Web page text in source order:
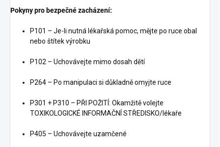
Pokyny pro bezpečné zacházení:
P101 – Je-li nutná lékařská pomoc, mějte po ruce obal
nebo štítek výrobku
P102 – Uchovávejte mimo dosah dětí
P264 – Po manipulaci si důkladně omyjte ruce
P301 + P310 – PŘI POŽITÍ: Okamžitě volejte
TOXIKOLOGICKÉ INFORMAČNÍ STŘEDISKO/lékaře
P405 – Uchovávejte uzamčené